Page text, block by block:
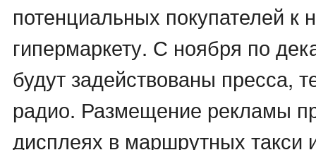
потенциальных покупателей к
гипермаркету. С ноября по
будут задействованы пресса,
радио. Размещение рекламы
дисплеях в маршрутных такси